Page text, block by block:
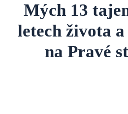
Mých 13
letech života
na Pravé